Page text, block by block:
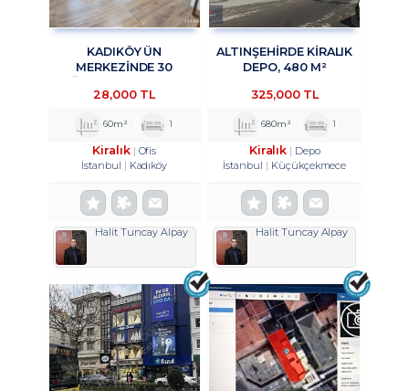
KADIKÖY ÜN
MERKEZİNDE 30
OFİS&BÜRO
KİRALIK TROYKADAN
28,000 TL
60m² 1
Kiralık
Ofis
İstanbul
Kadıköy
Halit Tuncay Alpay
ALTINŞEHIRDE KIRALIK
DEPO, 480 M²
TROYKADAN
325,000 TL
680m² 1
Kiralık
Depo
İstanbul
Küçükçekmece
Halit Tuncay Alpay